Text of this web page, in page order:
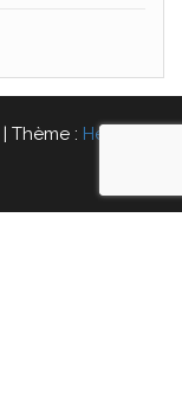
| Thème : Head